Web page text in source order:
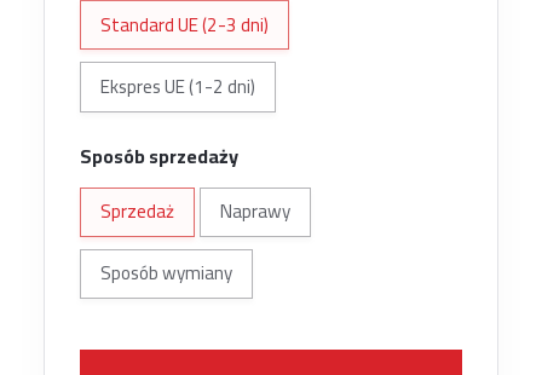
Standard UE (2-3 dni)
Ekspres UE (1-2 dni)
Sposób sprzedaży
Sprzedaż
Naprawy
Sposób wymiany